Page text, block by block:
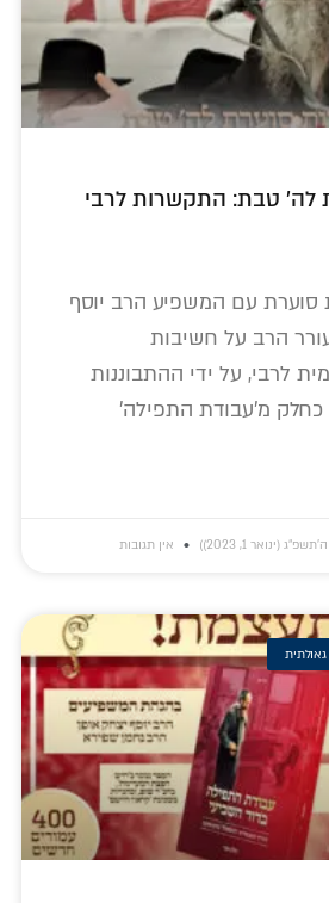
לה' טבת: התקשרות לרבי
סוערת עם המשפיע הרב יוסף
הרב על חשיבות
לרבי, על ידי ההתבוננות
כחלק מ'עבודת התפילה'
(ינואר 1, 2023)) אין תגובות